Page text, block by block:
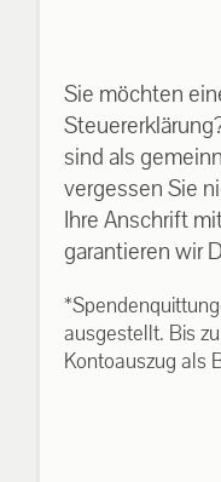
Sie möchten
sind als
vergessen Sie
Ihre Anschrift
garantieren wir
ausgestellt. Bis
Kontoauszug als